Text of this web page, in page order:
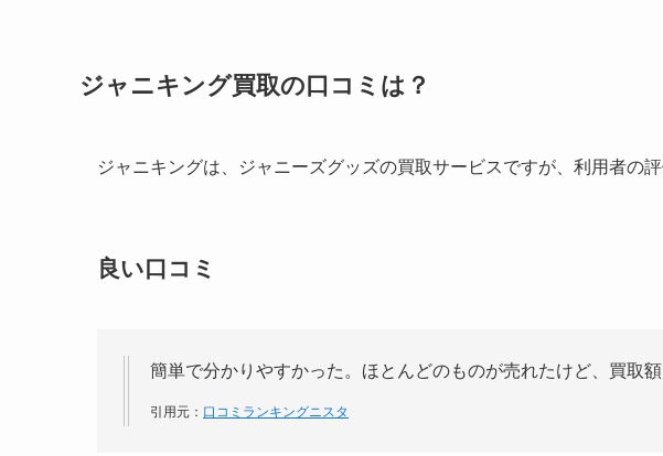
ジャニキング買取の口コミは？
ジャニキングは、ジャニーズグッズの買取サービスですが、利用者の
良い口コミ
簡単で分かりやすかった。ほとんどのものが売れたけど、買取額
引用元： 口コミランキングニスタ